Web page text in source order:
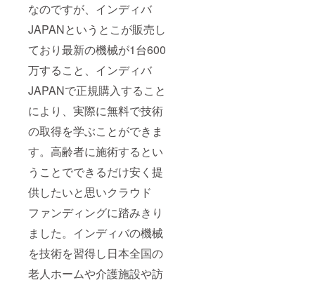
なのですが、インディバ
JAPANというとこが販売し
ており最新の機械が1台600
万すること、インディバ
JAPANで正規購入すること
により、実際に無料で技術
の取得を学ぶことができま
す。高齢者に施術するとい
うことでできるだけ安く提
供したいと思いクラウド
ファンディングに踏みきり
ました。インディバの機械
を技術を習得し日本全国の
老人ホームや介護施設や訪